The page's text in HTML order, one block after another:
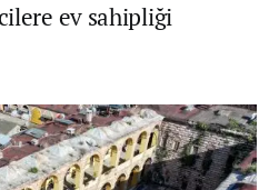
ev sahipliği